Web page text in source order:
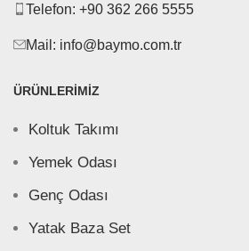
Telefon: +90 362 266 5555
Mail: info@baymo.com.tr
ÜRÜNLERIMIZ
Koltuk Takımı
Yemek Odası
Genç Odası
Yatak Baza Set